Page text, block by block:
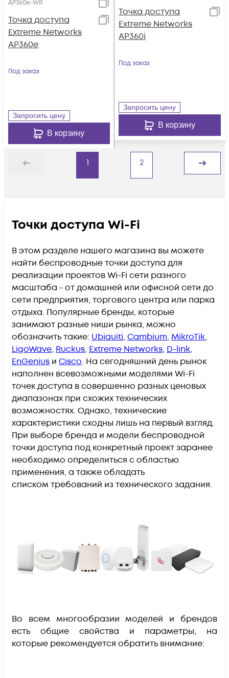
AP360e-WR
Точка доступа
Extreme Networks
AP360e
Под заказ
Запросить цену
В корзину
Точка доступа
Extreme Networks
AP360i
Под заказ
Запросить цену
В корзину
Назад
1 2
Дальше
Точки доступа Wi-Fi
В этом разделе нашего магазина вы можете
найти беспроводные точки доступа для
реализации проектов Wi-Fi сети разного
масштаба - от домашней или офисной сети до
сети предприятия, торгового центра или парка
отдыха. Популярные бренды, которые
занимают разные ниши рынка, можно
обозначить такие: Ubiquiti, Cambium, MikroTik,
LigoWave, Ruckus, Extreme Networks, D-link,
EnGenius и Cisco. На сегодняшний день рынок
наполнен всевозможными моделями Wi-Fi
точек доступа в совершенно разных ценовых
диапазонах при схожих технических
возможностях. Однако, технические
характеристики сходны лишь на первый взгляд.
При выборе бренда и модели беспроводной
точки доступа под конкретный проект заранее
необходимо определиться с областью
применения, а также обладать
списком требований из технического задания.
Во всем многообразии моделей и брендов
есть общие свойства и параметры, на
которые рекомендуется обратить внимание: